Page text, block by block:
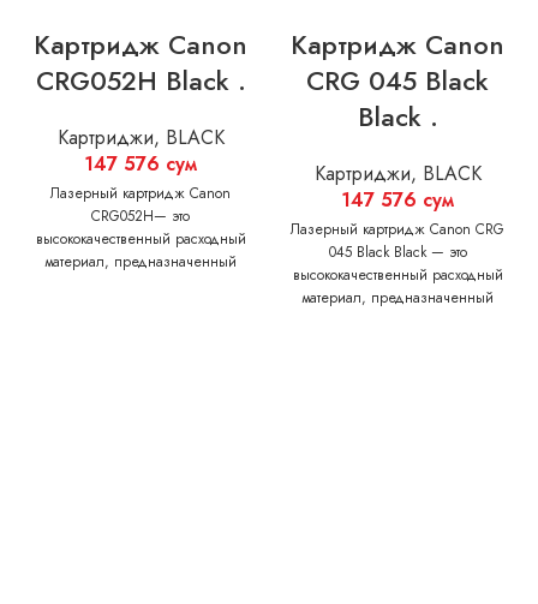
Картридж Canon
CRG052H Black .
Картриджи, BLACK
147 576 сум
Лазерный картридж Canon
CRG052H— это
высококачественный расходный
материал, предназначенный
Картридж Canon
CRG 045 Black
Black .
Картриджи, BLACK
147 576 сум
Лазерный картридж Canon CRG
045 Black Black — это
высококачественный расходный
материал, предназначенный